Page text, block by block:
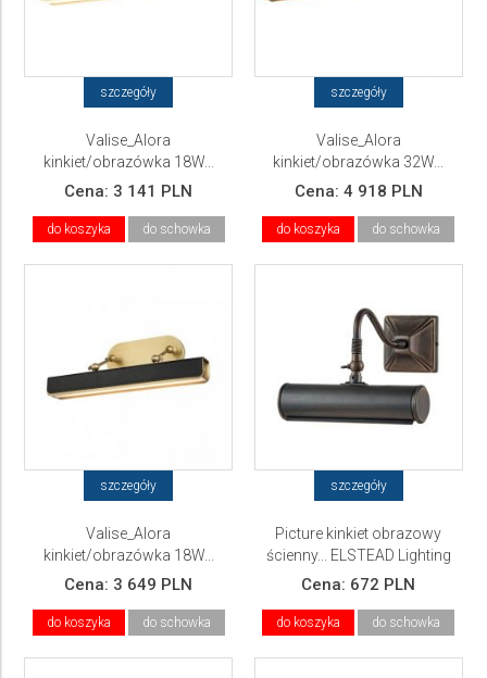
szczegóły
Valise_Alora
kinkiet/obrazówka 18W...
ELSTEAD Lighting
Cena: 3 141 PLN
do koszyka do schowka
szczegóły
Valise_Alora
kinkiet/obrazówka 32W...
ELSTEAD Lighting
Cena: 4 918 PLN
do koszyka do schowka
szczegóły
Valise_Alora
kinkiet/obrazówka 18W...
ELSTEAD Lighting
Cena: 3 649 PLN
do koszyka do schowka
szczegóły
Picture kinkiet obrazowy
ścienny... ELSTEAD Lighting
Cena: 672 PLN
do koszyka do schowka